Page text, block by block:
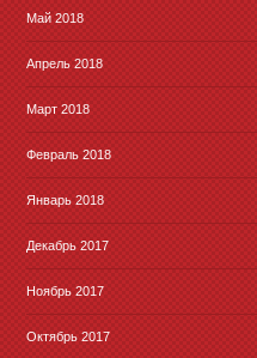
Май 2018
Апрель 2018
Март 2018
Февраль 2018
Январь 2018
Декабрь 2017
Ноябрь 2017
Октябрь 2017